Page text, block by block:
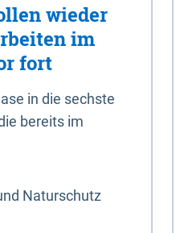
wieder
im
fort
in die sechste
bereits im
Naturschutz